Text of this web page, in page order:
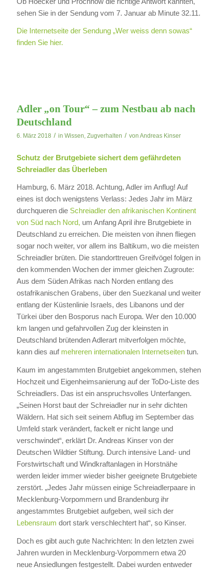
sehen Sie in der Sendung vom 7. Januar ab Minute 32.11.
Die Internetseite der Sendung „Wer weiss denn sowas“
finden Sie hier.
Adler „on Tour“ – zum Nestbau ab nach
Deutschland
6. März 2018 / in Wissen Zugverhalten / von Andreas Kinser
Schutz der Brutgebiete sichert dem gefährdeten
Schreiadler das Überleben
Hamburg, 6. März 2018. Achtung, Adler im Anflug! Auf
eines ist doch wenigstens Verlass: Jedes Jahr im März
durchqueren die Schreiadler den afrikanischen Kontinent
von Süd nach Nord, um Anfang April ihre Brutgebiete in
Deutschland zu erreichen. Die meisten von ihnen fliegen
sogar noch weiter, vor allem ins Baltikum, wo die meisten
Schreiadler brüten. Die standorttreuen Greifvögel folgen in
den kommenden Wochen der immer gleichen Zugroute:
Aus dem Süden Afrikas nach Norden entlang des
ostafrikanischen Grabens, über den Suezkanal und weiter
entlang der Küstenlinie Israels, des Libanons und der
Türkei über den Bosporus nach Europa. Wer den 10.000
km langen und gefahrvollen Zug der kleinsten in
Deutschland brütenden Adlerart mitverfolgen möchte,
kann dies aufmehreren internationalen Internetseitentun.
Kaum im angestammten Brutgebiet angekommen, stehen
Hochzeit und Eigenheimsanierung auf der ToDo-Liste des
Schreiadlers. Das ist ein anspruchsvolles Unterfangen.
„Seinen Horst baut der Schreiadler nur in sehr dichten
Wäldern. Hat sich seit seinem Abflug im September das
Umfeld stark verändert, fackelt er nicht lange und
verschwindet“, erklärt Dr. Andreas Kinser von der
Deutschen Wildtier Stiftung. Durch intensive Land- und
Forstwirtschaft und Windkraftanlagen in Horstnähe
werden leider immer wieder bisher geeignete Brutgebiete
zerstört. „Jedes Jahr müssen einige Schreiadlerpaare in
Mecklenburg-Vorpommern und Brandenburg ihr
angestammtes Brutgebiet aufgeben, weil sich der
Lebensraum dort stark verschlechtert hat“, so Kinser.
Doch es gibt auch gute Nachrichten: In den letzten zwei
Jahren wurden in Mecklenburg-Vorpommern etwa 20
neue Ansiedlungen festgestellt. Dabei wurden entweder